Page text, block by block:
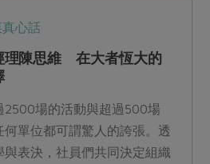
心話
理陳思維 在大者恆大的
2500場的活動與超過500場
何單位都可謂驚人的誇張。透
與表決，社員們共同決定組織